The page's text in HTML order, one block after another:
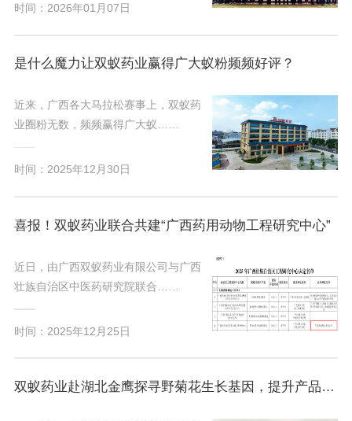
时间：2026年01月07日
是什么魔力让双蚁药业赢得广大蚁粉频频好评？
近来，广西各大马拉松赛事上，双蚁药
业圈粉无数，频频赢得广大蚁……
时间：2025年12月30日
喜报！双蚁药业联合共建“广西药用动物工程研究中心”
近日，由广西双蚁药业有限公司与广西
壮族自治区中医药研究院联合……
时间：2025年12月25日
双蚁药业赴湖北金鹰探寻野菊花生长基因，提升产品质量